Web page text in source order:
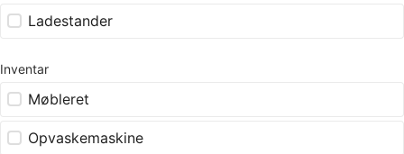
Ladestander
Inventar
Møbleret
Opvaskemaskine